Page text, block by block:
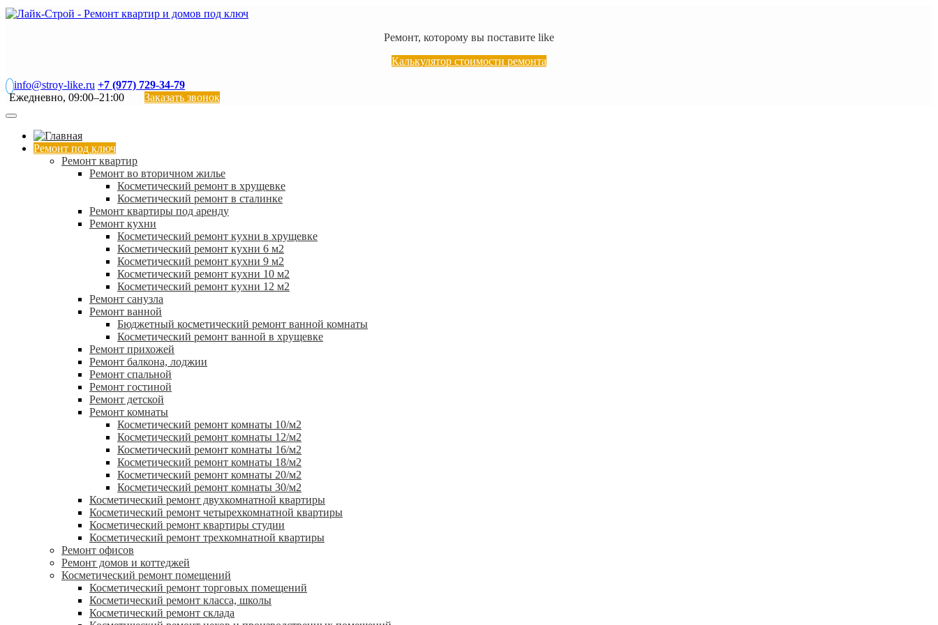
Ремонт, которому вы поставите like
Калькулятор стоимости ремонта
info@stroy-like.ru +7 (977) 729-34-79
Ежедневно, 09:00–21:00
Заказать звонок
Ремонт под ключ
Ремонт квартир
Ремонт во вторичном жилье
Косметический ремонт в хрущевке
Косметический ремонт в сталинке
Ремонт квартиры под аренду
Ремонт кухни
Косметический ремонт кухни в хрущевке
Косметический ремонт кухни 6 м2
Косметический ремонт кухни 9 м2
Косметический ремонт кухни 10 м2
Косметический ремонт кухни 12 м2
Ремонт санузла
Ремонт ванной
Бюджетный косметический ремонт ванной комнаты
Косметический ремонт ванной в хрущевке
Ремонт прихожей
Ремонт балкона, лоджии
Ремонт спальной
Ремонт гостиной
Ремонт детской
Ремонт комнаты
Косметический ремонт комнаты 10/м2
Косметический ремонт комнаты 12/м2
Косметический ремонт комнаты 16/м2
Косметический ремонт комнаты 18/м2
Косметический ремонт комнаты 20/м2
Косметический ремонт комнаты 30/м2
Косметический ремонт двухкомнатной квартиры
Косметический ремонт четырехкомнатной квартиры
Косметический ремонт квартиры студии
Косметический ремонт трехкомнатной квартиры
Ремонт офисов
Ремонт домов и коттеджей
Косметический ремонт помещений
Косметический ремонт торговых помещений
Косметический ремонт класса, школы
Косметический ремонт склада